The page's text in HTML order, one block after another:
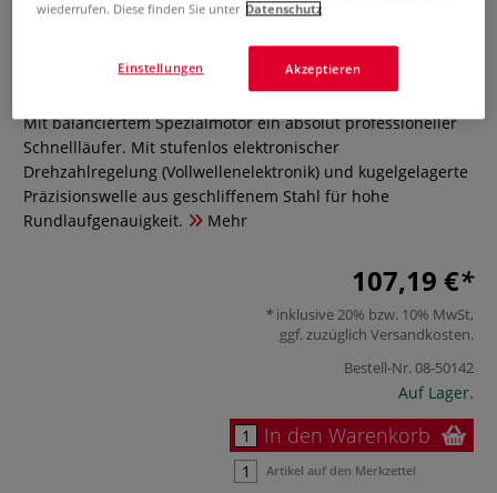
0 Bewertungen
Mit balanciertem Spezialmotor ein absolut professioneller
Schnellläufer. Mit stufenlos elektronischer
Drehzahlregelung (Vollwellenelektronik) und kugelgelagerte
Präzisionswelle aus geschliffenem Stahl für hohe
Rundlaufgenauigkeit.
Mehr
107,19 €
inklusive 20% bzw. 10% MwSt,
ggf. zuzüglich Versandkosten.
Bestell-Nr.08-50142
Auf Lager.
In den Warenkorb
Artikel auf den Merkzettel
wiederrufen. Diese finden Sie unter Datenschutz
Akzeptieren
Einstellungen